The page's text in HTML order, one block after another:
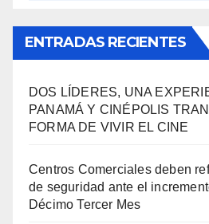
ENTRADAS RECIENTES
DOS LÍDERES, UNA
PANAMÁ Y CINÉPOLIS
FORMA DE VIVIR EL CINE
Centros Comerciales deben
de seguridad ante el
Décimo Tercer Mes